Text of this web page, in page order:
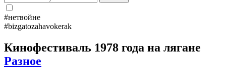
#нетвойне
#bizgatozahavokerak
Кинофестиваль 1978 года на лягане
Разное